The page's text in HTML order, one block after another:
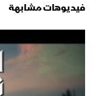
1446هـ
من
من
فيديوهات مشابهة